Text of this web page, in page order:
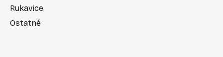
Rukavice
Ostatné